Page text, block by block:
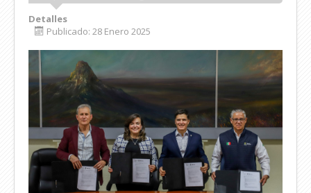
Detalles
Publicado: 28 Enero 2025